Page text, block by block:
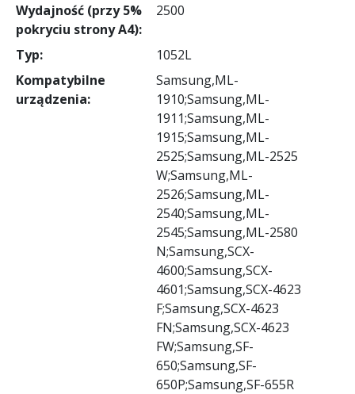
Wydajność (przy 5%
pokryciu strony A4):
2500
Typ:
1052L
Kompatybilne
urządzenia:
Samsung,ML-
1910;Samsung,ML-
1911;Samsung,ML-
1915;Samsung,ML-
2525;Samsung,ML-2525
W;Samsung,ML-
2526;Samsung,ML-
2540;Samsung,ML-
2545;Samsung,ML-2580
N;Samsung,SCX-
4600;Samsung,SCX-
4601;Samsung,SCX-4623
F;Samsung,SCX-4623
FN;Samsung,SCX-4623
FW;Samsung,SF-
650;Samsung,SF-
650P;Samsung,SF-655R